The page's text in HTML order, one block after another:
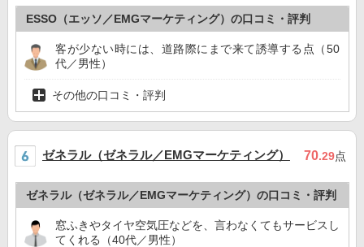
ESSO（エッソ／EMGマーケティング）の口コミ・評判
客が少ない時には、道路際にまで来て誘導する点（50
代／男性）
その他の口コミ・評判
ゼネラル（ゼネラル／EMGマーケティング） 70.29点
ゼネラル（ゼネラル／EMGマーケティング）の口コミ・評判
窓ふきやタイヤ空気圧などを、言わなくてもサービスし
てくれる（40代／男性）